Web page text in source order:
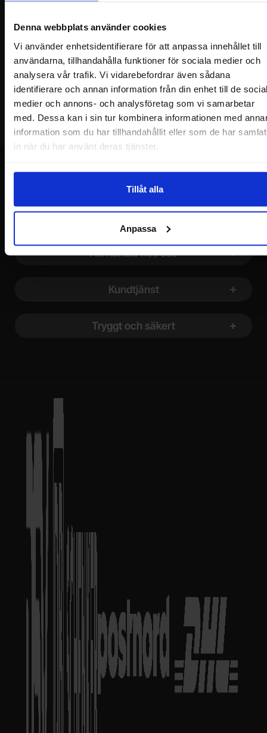
Denna webbplats använder cookies
Vi använder enhetsidentifierare för att anpassa innehållet till
användarna, tillhandahålla funktioner för sociala medier och
analysera vår trafik. Vi vidarebefordrar även sådana
identifierare och annan information från din enhet till de
medier och annons- och analysföretag som vi samarbetar
med. Dessa kan i sin tur kombinera informationen med
information som du har tillhandahållit eller som de har samlat
in när du har använt deras tjänster.
Tillåt alla
Anpassa
Ditt namn
Din e-post
Sidfot Blandad info och länkar
Allmänt
Att handla hos oss
Kundtjänst
Tryggt och säkert